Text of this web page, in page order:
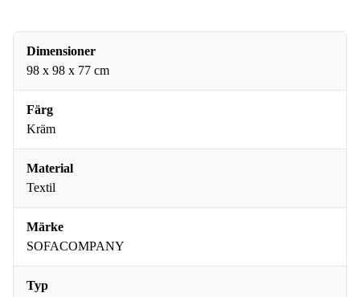
Dimensioner
98 x 98 x 77 cm
Färg
Kräm
Material
Textil
Märke
SOFACOMPANY
Typ